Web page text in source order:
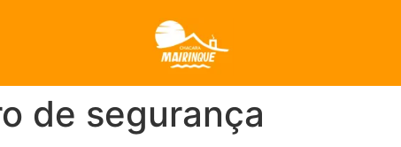
de segurança